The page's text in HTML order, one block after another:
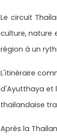
Le circuit
culture, nature
région à un
L'itinéraire
d'Ayutthaya et
thaïlandaise
Après la